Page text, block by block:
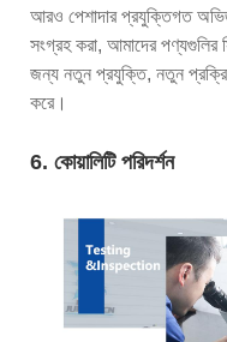
আরও পেশাদার প্রযুক্তিগত
সংগ্রহ করা, আমাদের পণ্যগুলির
জন্য নতুন প্রযুক্তি, নতুন
করে।
6. কোয়ালিটি পরিদর্শন